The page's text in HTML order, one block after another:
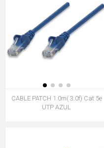
CABLE PATCH 1.0m( 3.0f) Cat 5e
UTP AZUL